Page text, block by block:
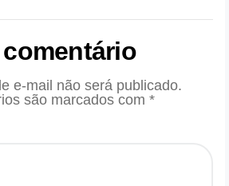
e-mail não será publicado.
são marcados com *